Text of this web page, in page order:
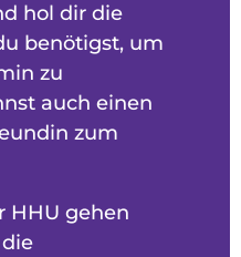
hol dir die
benötigst, um
zu
auch einen
zum
HHU gehen